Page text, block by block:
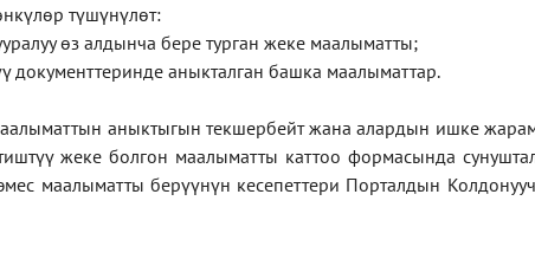
түшүнүлөт:
өз алдынча бере турган жеке маалыматты;
аныкталган башка маалыматтар.
аныктыгын текшербейт жана алардын ишке
жеке болгон маалыматты каттоо формасында
маалыматты берүүнүн кесепеттери Порталдын